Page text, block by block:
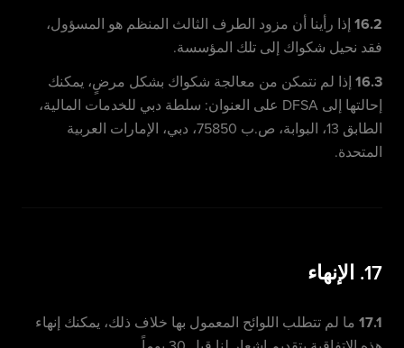
16.2 إذا رأينا أن مزود الطرف الثالث المنظم هو المسؤول،
فقد نحيل شكواك إلى تلك المؤسسة.
16.3 إذا لم نتمكن من معالجة شكواك بشكل مرضٍ، يمكنك
إحالتها إلى DFSA على العنوان: سلطة دبي للخدمات المالية،
الطابق 13، البوابة، ص.ب 75850، دبي، الإمارات العربية
المتحدة.
17. الإنهاء
17.1 ما لم تتطلب اللوائح المعمول بها خلاف ذلك، يمكنك إنهاء